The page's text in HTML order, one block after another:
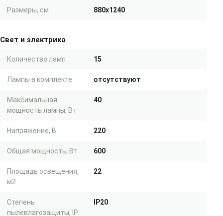
Размеры, см 880x1240
Свет и электрика
Количество ламп 15
Лампы в комплекте отсутствуют
Максимальная
мощность лампы, Вт
40
Напряжение, В 220
Общая мощность, Вт 600
Площадь освещения,
м2
22
Степень
пылевлагозащиты, IP
IP20